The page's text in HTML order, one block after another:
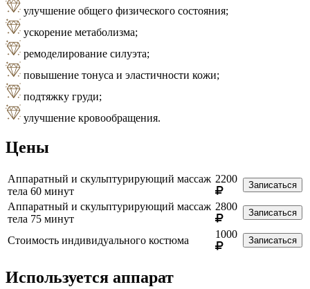
улучшение общего физического состояния;
ускорение метаболизма;
ремоделирование силуэта;
повышение тонуса и эластичности кожи;
подтяжку груди;
улучшение кровообращения.
Цены
Аппаратный и скульптурирующий массаж
тела 60 минут
2200
Записаться
Аппаратный и скульптурирующий массаж
тела 75 минут
2800
Записаться
Стоимость индивидуального костюма
1000
Записаться
Используется аппарат